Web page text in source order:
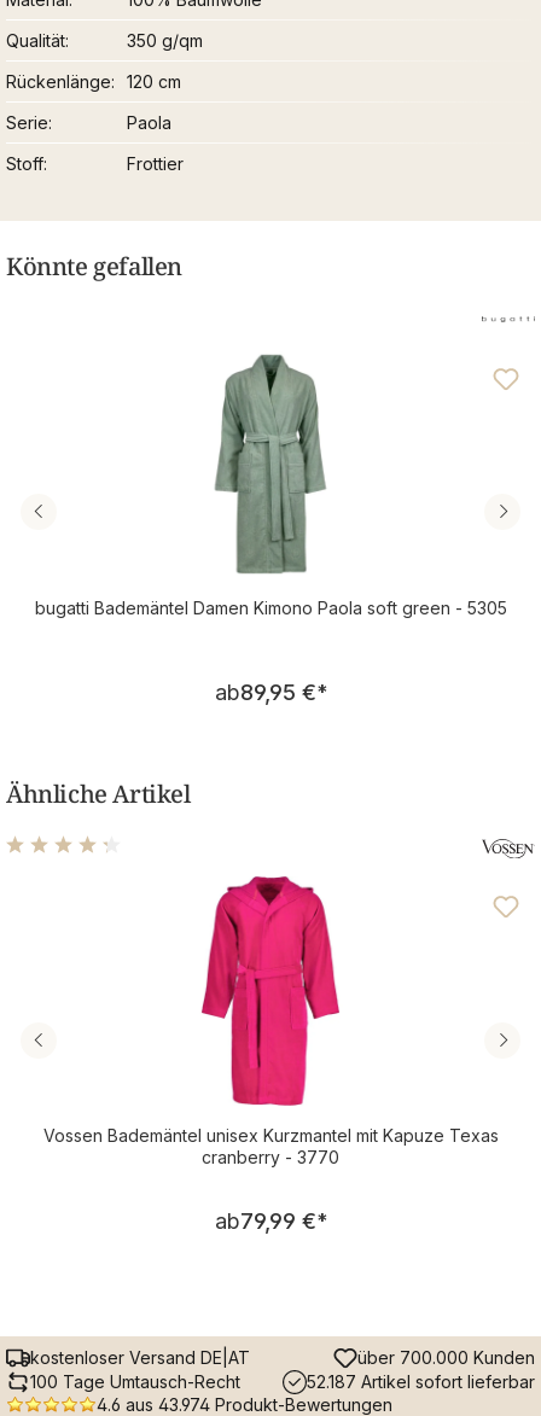
Qualität
350 g/qm
Rückenlänge
120 cm
Serie
Paola
Stoff
Frottier
Könnte gefallen
bugatti Bademäntel Damen Kimono Paola soft green - 5305
Regulärer Preis:
ab89,95 €*
Ähnliche Artikel
Durchschnittliche Bewertung von 4.14 von 5 Sternen
Vossen Bademäntel unisex Kurzmantel mit Kapuze Texas
cranberry - 3770
Regulärer Preis:
ab79,99 €*
kostenloser Versand DE|AT
über 700.000 Kunden
100 Tage Umtausch-Recht
52.187 Artikel sofort lieferbar
4.6 aus 43.974 Produkt-Bewertungen